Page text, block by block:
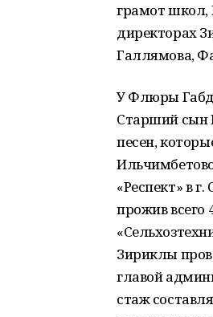
грамот школ,
директорах
Галлямова,
У Флюры
Старший сын
песен,
«Респект» в
прожив всего
Зириклы
главой
стаж